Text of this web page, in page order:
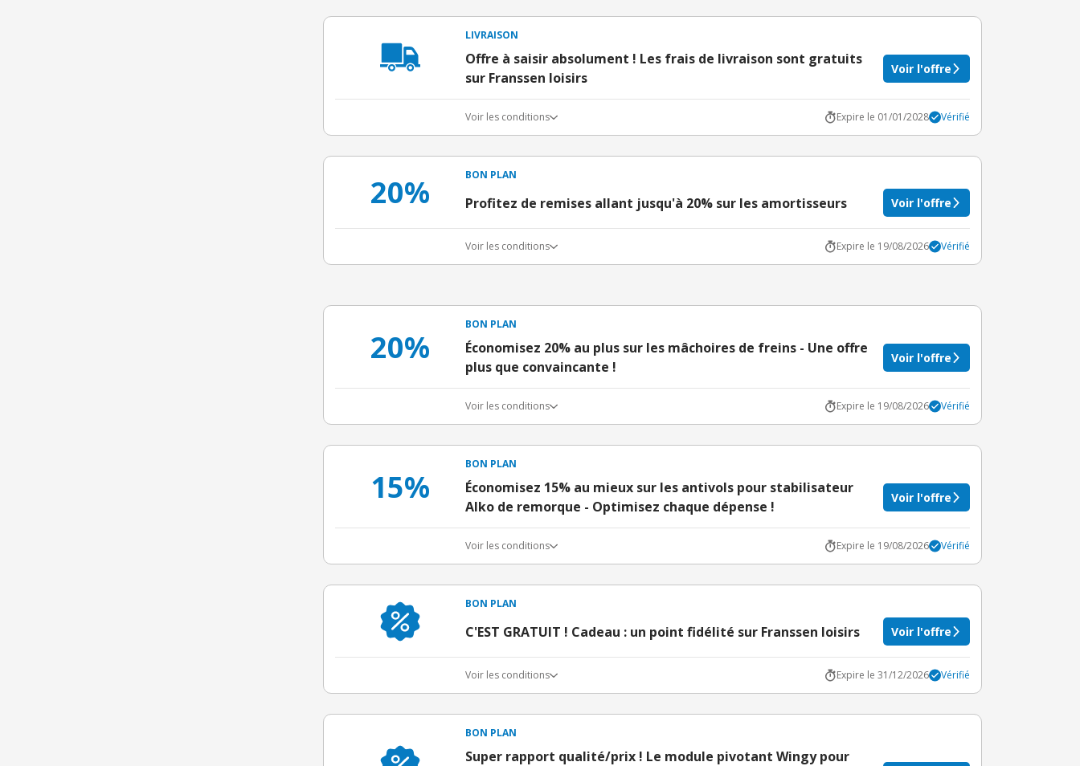
LIVRAISON
Offre à saisir absolument ! Les frais de livraison sont gratuits
sur Franssen loisirs
Voir l'offre
Voir les conditions Expire le 01/01/2028 Vérifié
20% BON PLAN
Profitez de remises allant jusqu'à 20% sur les amortisseurs Voir l'offre
Voir les conditions Expire le 19/08/2026 Vérifié
20%
BON PLAN
Économisez 20% au plus sur les mâchoires de freins - Une offre
plus que convaincante !
Voir l'offre
Voir les conditions Expire le 19/08/2026 Vérifié
15%
BON PLAN
Économisez 15% au mieux sur les antivols pour stabilisateur
Alko de remorque - Optimisez chaque dépense !
Voir l'offre
Voir les conditions Expire le 19/08/2026 Vérifié
BON PLAN
C'EST GRATUIT ! Cadeau : un point fidélité sur Franssen loisirs Voir l'offre
Voir les conditions Expire le 31/12/2026 Vérifié
BON PLAN
Super rapport qualité/prix ! Le module pivotant Wingy pour